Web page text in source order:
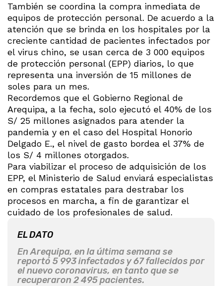
También se coordina la compra inmediata de
equipos de protección personal. De acuerdo a la
atención que se brinda en los hospitales por la
creciente cantidad de pacientes infectados por
el virus chino, se usan cerca de 3 000 equipos
de protección personal (EPP) diarios, lo que
representa una inversión de 15 millones de
soles para un mes.
Recordemos que el Gobierno Regional de
Arequipa, a la fecha, solo ejecutó el 40% de los
S/ 25 millones asignados para atender la
pandemia y en el caso del Hospital Honorio
Delgado E., el nivel de gasto bordea el 37% de
los S/ 4 millones otorgados.
Para viabilizar el proceso de adquisición de los
EPP, el Ministerio de Salud enviará especialistas
en compras estatales para destrabar los
procesos en marcha, a fin de garantizar el
cuidado de los profesionales de salud.
EL DATO
En Arequipa, en la última semana se
reportó 5 993 infectados y 67 fallecidos por
el nuevo coronavirus, en tanto que se
recuperaron 2 495 pacientes.